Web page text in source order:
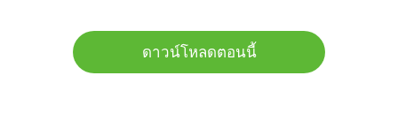
ดาวน์โหลดตอนนี้